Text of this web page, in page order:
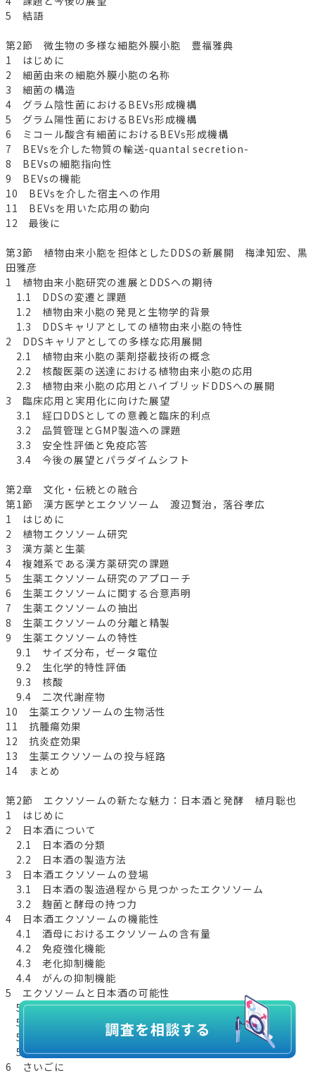
5 結語
第2節 微生物の多様な細胞外膜小胞 豊福雅典
1 はじめに
2 細菌由来の細胞外膜小胞の名称
3 細菌の構造
4 グラム陰性菌におけるBEVs形成機構
5 グラム陽性菌におけるBEVs形成機構
6 ミコール酸含有細菌におけるBEVs形成機構
7 BEVsを介した物質の輸送-quantal secretion-
8 BEVsの細胞指向性
9 BEVsの機能
10 BEVsを介した宿主への作用
11 BEVsを用いた応用の動向
12 最後に
第3節 植物由来小胞を担体としたDDSの新展開 梅津知宏、黒
田雅彦
1 植物由来小胞研究の進展とDDSへの期待
1.1 DDSの変遷と課題
1.2 植物由来小胞の発見と生物学的背景
1.3 DDSキャリアとしての植物由来小胞の特性
2 DDSキャリアとしての多様な応用展開
2.1 植物由来小胞の薬剤搭載技術の概念
2.2 核酸医薬の送達における植物由来小胞の応用
2.3 植物由来小胞の応用とハイブリッドDDSへの展開
3 臨床応用と実用化に向けた展望
3.1 経口DDSとしての意義と臨床的利点
3.2 品質管理とGMP製造への課題
3.3 安全性評価と免疫応答
3.4 今後の展望とパラダイムシフト
第2章 文化・伝統との融合
第1節 漢方医学とエクソソーム 渡辺賢治，落谷孝広
1 はじめに
2 植物エクソソーム研究
3 漢方薬と生薬
4 複雑系である漢方薬研究の課題
5 生薬エクソソーム研究のアプローチ
6 生薬エクソソームに関する合意声明
7 生薬エクソソームの抽出
8 生薬エクソソームの分離と精製
9 生薬エクソソームの特性
9.1 サイズ分布，ゼータ電位
9.2 生化学的特性評価
9.3 核酸
9.4 二次代謝産物
10 生薬エクソソームの生物活性
11 抗腫瘍効果
12 抗炎症効果
13 生薬エクソソームの投与経路
14 まとめ
第2節 エクソソームの新たな魅力：日本酒と発酵 植月聡也
1 はじめに
2 日本酒について
2.1 日本酒の分類
2.2 日本酒の製造方法
3 日本酒エクソソームの登場
3.1 日本酒の製造過程から見つかったエクソソーム
3.2 麹菌と酵母の持つ力
4 日本酒エクソソームの機能性
4.1 酒母におけるエクソソームの含有量
4.2 免疫強化機能
4.3 老化抑制機能
4.4 がんの抑制機能
5 エクソソームと日本酒の可能性
5.1 日本酒エクソソームの応用先
5.2 発酵食品のエクソソームとしての可能性
5.3 エクソソームから見直される日本酒の価値
5.4 「酒は百薬の長である」
6 さいごに